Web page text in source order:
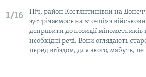
1/16
Ніч, район Костянтинівки на
зустрічаємось на «точці» з
доправити до позиції мінометників
необхідні речі. Вони оглядають
перед виїздом, для якого, мабуть,